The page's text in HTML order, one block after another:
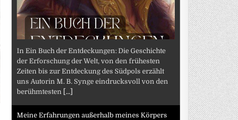
In Ein Buch der Entdeckungen: Die Geschichte
der Erforschung der Welt, von den frühesten
Zeiten bis zur Entdeckung des Südpols erzählt
uns Autorin M. B. Synge eindrucksvoll von den
berühmtesten [...]
Meine Erfahrungen außerhalb meines Körpers